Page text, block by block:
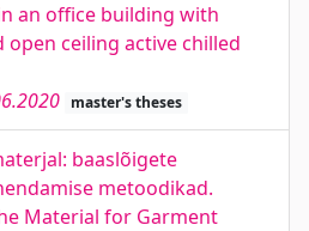
an office building with
ceiling active chilled
master's theses
baaslõigete
metoodikad.
Material for Garment